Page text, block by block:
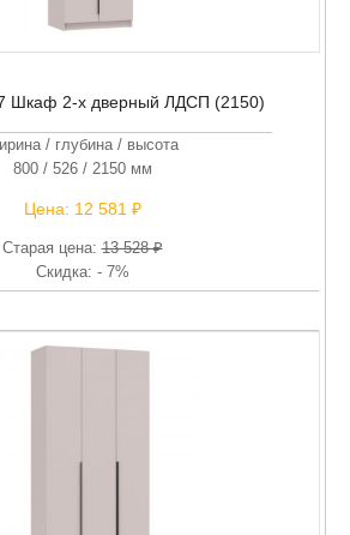
Шкаф 2-х дверный ЛДСП (2150)
/ глубина / высота
800 / 526 / 2150 мм
Цена: 12 581 ₽
Старая цена:13 528 ₽
Скидка: - 7%